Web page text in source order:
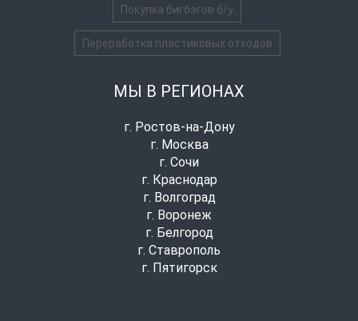
Покупка бигбэгов б/у
Переработка пластиковых отходов
МЫ В РЕГИОНАХ
г. Ростов-на-Дону
г. Москва
г. Сочи
г. Краснодар
г. Волгоград
г. Воронеж
г. Белгород
г. Ставрополь
г. Пятигорск